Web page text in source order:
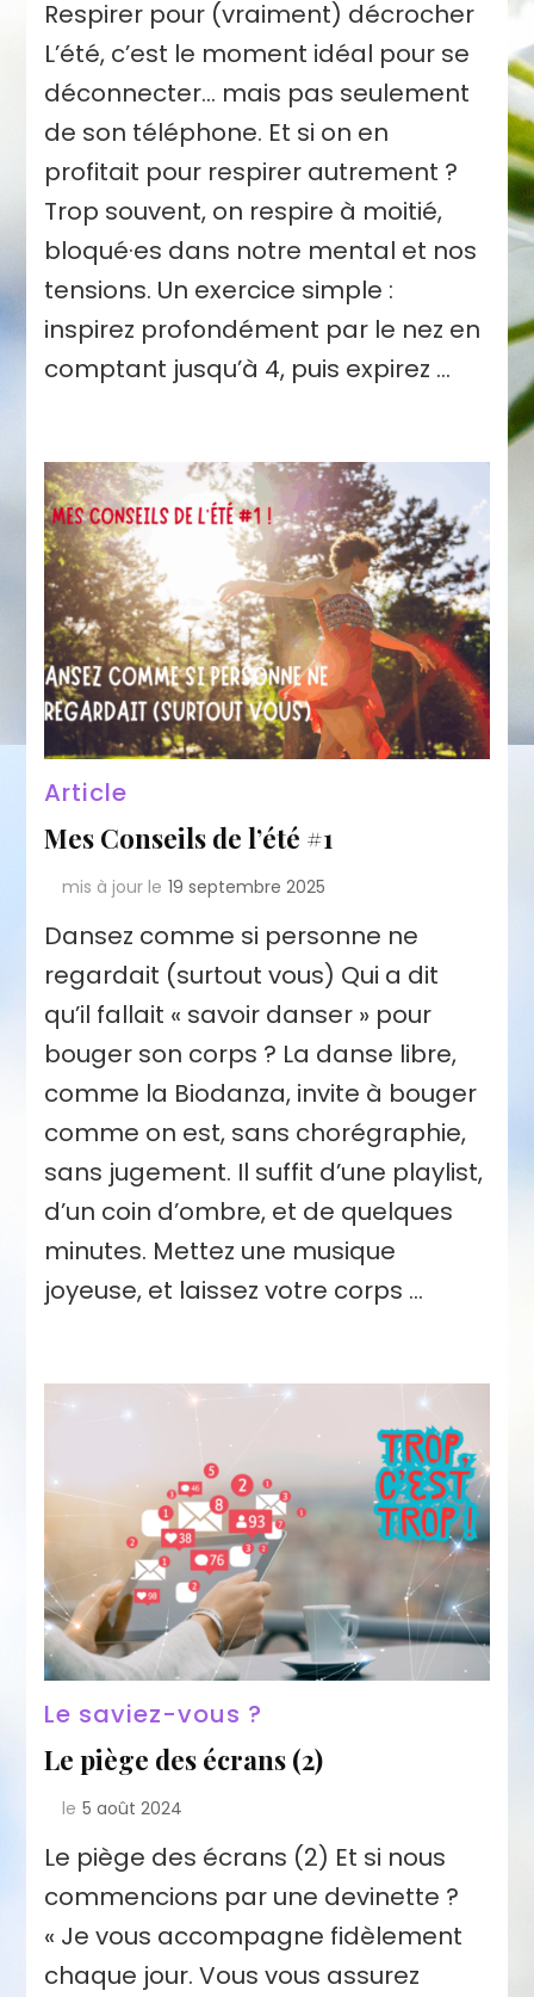
Respirer pour (vraiment) décrocher
L’été, c’est le moment idéal pour se
déconnecter… mais pas seulement
de son téléphone. Et si on en
profitait pour respirer autrement ?
Trop souvent, on respire à moitié,
bloqué·es dans notre mental et nos
tensions. Un exercice simple :
inspirez profondément par le nez en
comptant jusqu’à 4, puis expirez …
Article
Mes Conseils de l’été #1
mis à jour le 19 septembre 2025
Dansez comme si personne ne
regardait (surtout vous) Qui a dit
qu’il fallait « savoir danser » pour
bouger son corps ? La danse libre,
comme la Biodanza, invite à bouger
comme on est, sans chorégraphie,
sans jugement. Il suffit d’une playlist,
d’un coin d’ombre, et de quelques
minutes. Mettez une musique
joyeuse, et laissez votre corps …
Le saviez-vous ?
Le piège des écrans (2)
le 5 août 2024
Le piège des écrans (2) Et si nous
commencions par une devinette ?
« Je vous accompagne fidèlement
chaque jour. Vous vous assurez